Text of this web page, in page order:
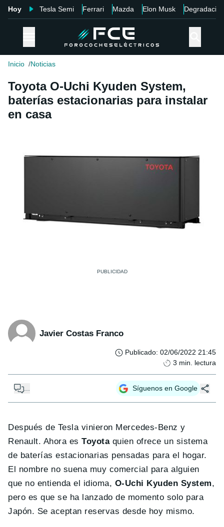
Hoy Tesla Semi Ferrari Mazda Elon Musk Degradación
Inicio Noticias
Toyota O-Uchi Kyuden System,
baterías estacionarias para instalar
en casa
Javier Costas Franco
Publicado: 02/06/2022 21:45
3 min. lectura
Síguenos en Google
Después de Tesla vinieron Mercedes-Benz y
Renault. Ahora esToyotaquien ofrece un sistema
de baterías estacionarias pensadas para el hogar.
El nombre no suena muy comercial para alguien
que no entienda el idioma, O-Uchi Kyuden System,
pero es que se ha lanzado de momento solo para
Japón. Se aceptan reservas desde hoy mismo.